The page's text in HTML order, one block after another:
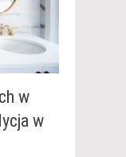
w
w